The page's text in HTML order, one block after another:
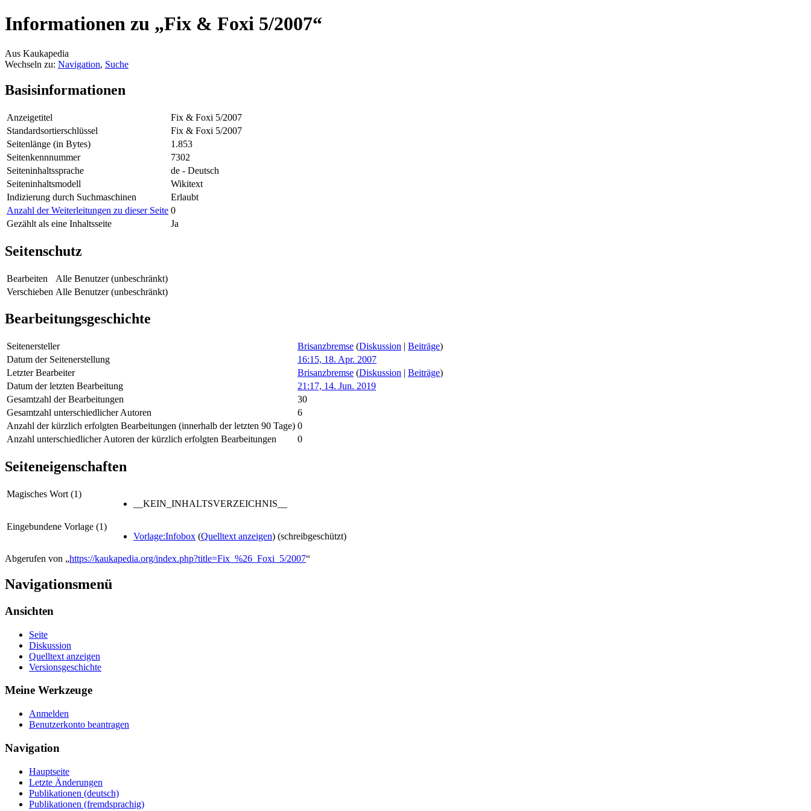
Informationen zu „Fix & Foxi 5/2007“
Aus Kaukapedia
Wechseln zu: Navigation, Suche
Basisinformationen
Anzeigetitel
Fix & Foxi 5/2007
Standardsortierschlüssel
Fix & Foxi 5/2007
Seitenlänge (in Bytes)
1.853
Seitenkennnummer
7302
Seiteninhaltssprache
de - Deutsch
Seiteninhaltsmodell
Wikitext
Indizierung durch Suchmaschinen
Erlaubt
Anzahl der Weiterleitungen zu dieser Seite 0
Gezählt als eine Inhaltsseite
Ja
Seitenschutz
Bearbeiten
Alle Benutzer (unbeschränkt)
Verschieben Alle Benutzer (unbeschränkt)
Bearbeitungsgeschichte
Seitenersteller Brisanzbremse (Diskussion | Beiträge)
Datum der Seitenerstellung
16:15, 18. Apr. 2007
Letzter Bearbeiter
Brisanzbremse (Diskussion | Beiträge)
Datum der letzten Bearbeitung
21:17, 14. Jun. 2019
Gesamtzahl der Bearbeitungen
30
Gesamtzahl unterschiedlicher Autoren
6
Anzahl der kürzlich erfolgten Bearbeitungen (innerhalb der letzten 90 Tage) 0
Anzahl unterschiedlicher Autoren der kürzlich erfolgten Bearbeitungen
0
Seiteneigenschaften
Magisches Wort (1)
__KEIN_INHALTSVERZEICHNIS__
Eingebundene Vorlage (1)
Vorlage:Infobox (Quelltext anzeigen) (schreibgeschützt)
Abgerufen von „https://kaukapedia.org/index.php?title=Fix_%26_Foxi_5/2007“
Navigationsmenü
Ansichten
Seite
Diskussion
Quelltext anzeigen
Versionsgeschichte
Meine Werkzeuge
Anmelden
Benutzerkonto beantragen
Navigation
Hauptseite
Letzte Änderungen
Publikationen (deutsch)
Publikationen (fremdsprachig)